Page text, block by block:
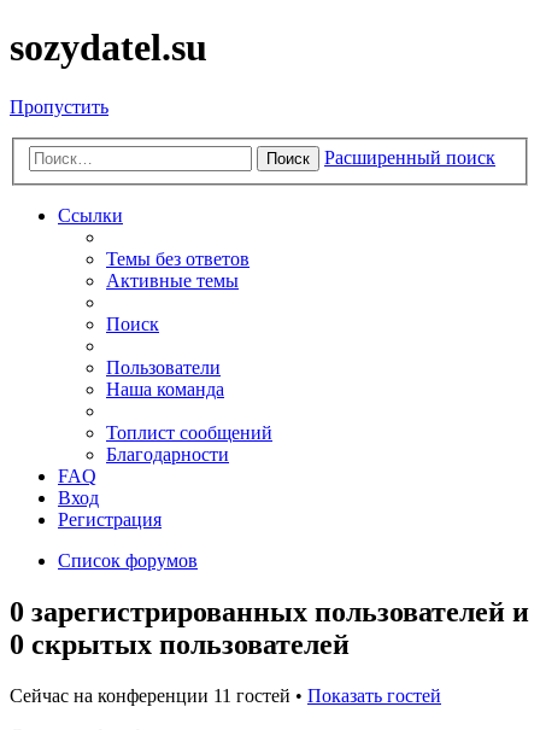
sozydatel.su
Пропустить
Поиск Расширенный поиск
Ссылки
Темы без ответов
Активные темы
Поиск
Пользователи
Наша команда
Топлист сообщений
Благодарности
FAQ
Вход
Регистрация
Список форумов
0 зарегистрированных пользователей и
0 скрытых пользователей
Сейчас на конференции 11 гостей • Показать гостей